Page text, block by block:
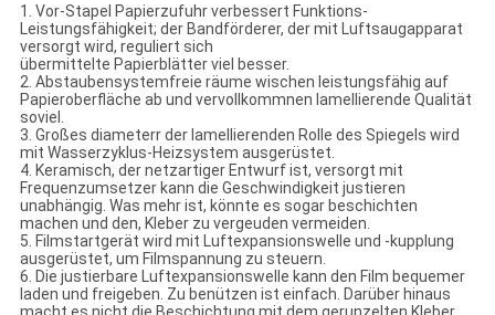
1. Vor-Stapel Papierzufuhr verbessert Funktions-
Leistungsfähigkeit; der Bandförderer, der mit Luftsaugapparat
versorgt wird, reguliert sich
übermittelte Papierblätter viel besser.
2. Abstaubensystemfreie räume wischen leistungsfähig auf
Papieroberfläche ab und vervollkommnen lamellierende Qualität
soviel.
3. Großes diameterr der lamellierenden Rolle des Spiegels wird
mit Wasserzyklus-Heizsystem ausgerüstet.
4. Keramisch, der netzartiger Entwurf ist, versorgt mit
Frequenzumsetzer kann die Geschwindigkeit justieren
unabhängig. Was mehr ist, könnte es sogar beschichten
machen und den, Kleber zu vergeuden vermeiden.
5. Filmstartgerät wird mit Luftexpansionswelle und -kupplung
ausgerüstet, um Filmspannung zu steuern.
6. Die justierbare Luftexpansionswelle kann den Film bequemer
laden und freigeben. Zu benützen ist einfach. Darüber hinaus
macht es nicht die Beschichtung mit dem gerunzelten Kleber